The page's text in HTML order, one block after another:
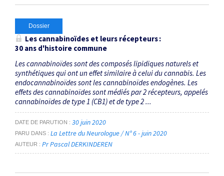
Dossier
Les cannabinoïdes et leurs récepteurs :
30 ans d'histoire commune
Les cannabinoïdes sont des composés lipidiques naturels et
synthétiques qui ont un effet similaire à celui du cannabis. Les
endocannabinoïdes sont les cannabinoïdes endogènes. Les
effets des cannabinoïdes sont médiés par 2 récepteurs, appelés
cannabinoïdes de type 1 (CB1) et de type 2 ...
DATE DE PARUTION 30 juin 2020
PARU DANS La Lettre du Neurologue / N° 6 - juin 2020
AUTEUR Pr Pascal DERKINDEREN